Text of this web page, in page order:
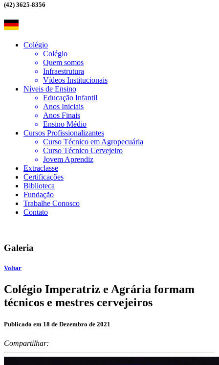
(42) 3625-8356
Colégio
Colégio
Quem somos
Infraestrutura
Vídeos Institucionais
Níveis de Ensino
Educação Infantil
Anos Iniciais
Anos Finais
Ensino Médio
Cursos Profissionalizantes
Curso Técnico em Agropecuária
Curso Técnico Cervejeiro
Jovem Aprendiz
Extraclasse
Certificações
Biblioteca
Fundação
Trabalhe Conosco
Contato
Galeria
Voltar
Colégio Imperatriz e Agrária formam
técnicos e mestres cervejeiros
Publicado em 18 de Dezembro de 2021
Compartilhar: